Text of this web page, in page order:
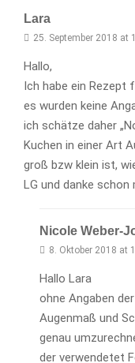
Lara
25. September 2018 at
Hallo,
Ich habe ein Rezept
es wurden keine
ich schätze daher
Kuchen in einer Art
groß bzw klein ist,
LG und danke schon
Nicole Weber-
8. Oktober 2018 at
Hallo Lara
ohne Angaben
Augenmaß und
genau
der verwendetet